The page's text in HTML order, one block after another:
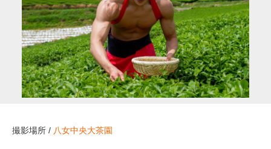
撮影場所 / 八女中央大茶園